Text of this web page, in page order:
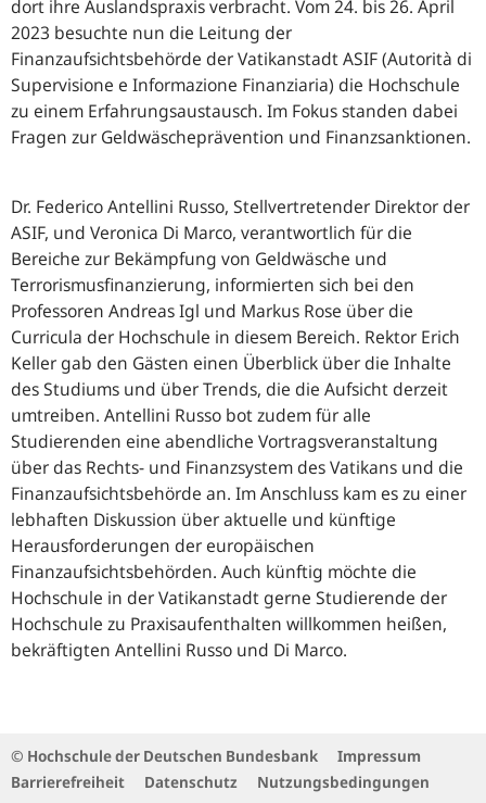
dort ihre Auslandspraxis verbracht. Vom 24. bis 26. April
2023 besuchte nun die Leitung der
Finanzaufsichtsbehörde der Vatikanstadt ASIF (Autorità di
Supervisione e Informazione Finanziaria) die Hochschule
zu einem Erfahrungsaustausch. Im Fokus standen dabei
Fragen zur Geldwäscheprävention und Finanzsanktionen.
Dr. Federico Antellini Russo, Stellvertretender Direktor der
ASIF, und Veronica Di Marco, verantwortlich für die
Bereiche zur Bekämpfung von Geldwäsche und
Terrorismusfinanzierung, informierten sich bei den
Professoren Andreas Igl und Markus Rose über die
Curricula der Hochschule in diesem Bereich. Rektor Erich
Keller gab den Gästen einen Überblick über die Inhalte
des Studiums und über Trends, die die Aufsicht derzeit
umtreiben. Antellini Russo bot zudem für alle
Studierenden eine abendliche Vortragsveranstaltung
über das Rechts- und Finanzsystem des Vatikans und die
Finanzaufsichtsbehörde an. Im Anschluss kam es zu einer
lebhaften Diskussion über aktuelle und künftige
Herausforderungen der europäischen
Finanzaufsichtsbehörden. Auch künftig möchte die
Hochschule in der Vatikanstadt gerne Studierende der
Hochschule zu Praxisaufenthalten willkommen heißen,
bekräftigten Antellini Russo und Di Marco.
© Hochschule der Deutschen Bundesbank
Impressum
Barrierefreiheit
Datenschutz Nutzungsbedingungen